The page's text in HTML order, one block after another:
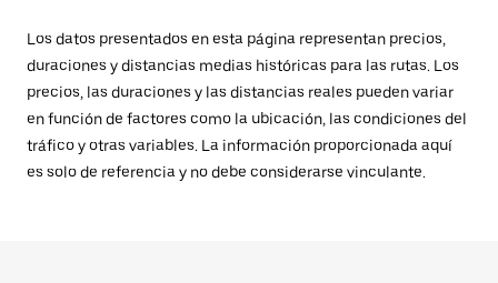
Los datos presentados en esta página representan precios,
duraciones y distancias medias históricas para las rutas. Los
precios, las duraciones y las distancias reales pueden variar
en función de factores como la ubicación, las condiciones del
tráfico y otras variables. La información proporcionada aquí
es solo de referencia y no debe considerarse vinculante.